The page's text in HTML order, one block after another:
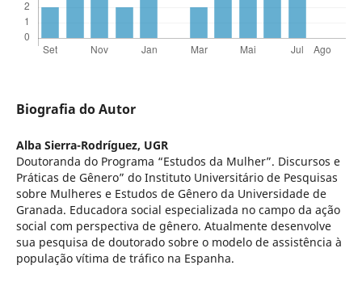
Biografia do Autor
Alba Sierra-Rodríguez, UGR
Doutoranda do Programa “Estudos da Mulher”. Discursos e
Práticas de Gênero” do Instituto Universitário de Pesquisas
sobre Mulheres e Estudos de Gênero da Universidade de
Granada. Educadora social especializada no campo da ação
social com perspectiva de gênero. Atualmente desenvolve
sua pesquisa de doutorado sobre o modelo de assistência à
população vítima de tráfico na Espanha.